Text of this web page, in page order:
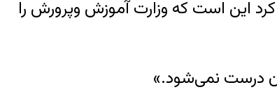
این است که وزارت آموزش وپرورش را
درست نمی‌شود.»